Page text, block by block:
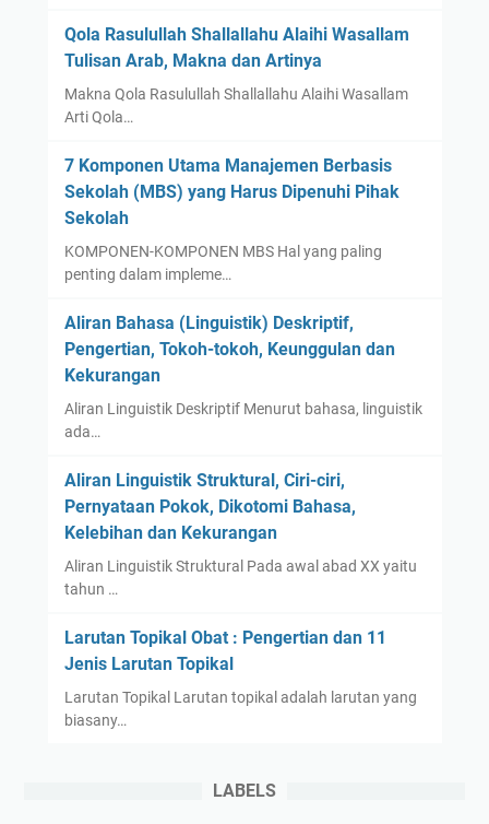
Qola Rasulullah Shallallahu Alaihi Wasallam
Tulisan Arab, Makna dan Artinya
Makna Qola Rasulullah Shallallahu Alaihi Wasallam
Arti Qola…
7 Komponen Utama Manajemen Berbasis
Sekolah (MBS) yang Harus Dipenuhi Pihak
Sekolah
KOMPONEN-KOMPONEN MBS Hal yang paling
penting dalam impleme…
Aliran Bahasa (Linguistik) Deskriptif,
Pengertian, Tokoh-tokoh, Keunggulan dan
Kekurangan
Aliran Linguistik Deskriptif Menurut bahasa, linguistik
ada…
Aliran Linguistik Struktural, Ciri-ciri,
Pernyataan Pokok, Dikotomi Bahasa,
Kelebihan dan Kekurangan
Aliran Linguistik Struktural Pada awal abad XX yaitu
tahun …
Larutan Topikal Obat : Pengertian dan 11
Jenis Larutan Topikal
Larutan Topikal Larutan topikal adalah larutan yang
biasany…
LABELS